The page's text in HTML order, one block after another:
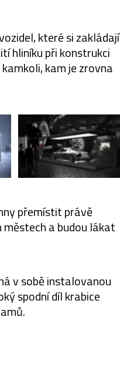
které si zakládají
hliníku při konstrukci
kam je zrovna
přemístit právě
a budou lákat
v sobě instalovanou
spodní díl krabice